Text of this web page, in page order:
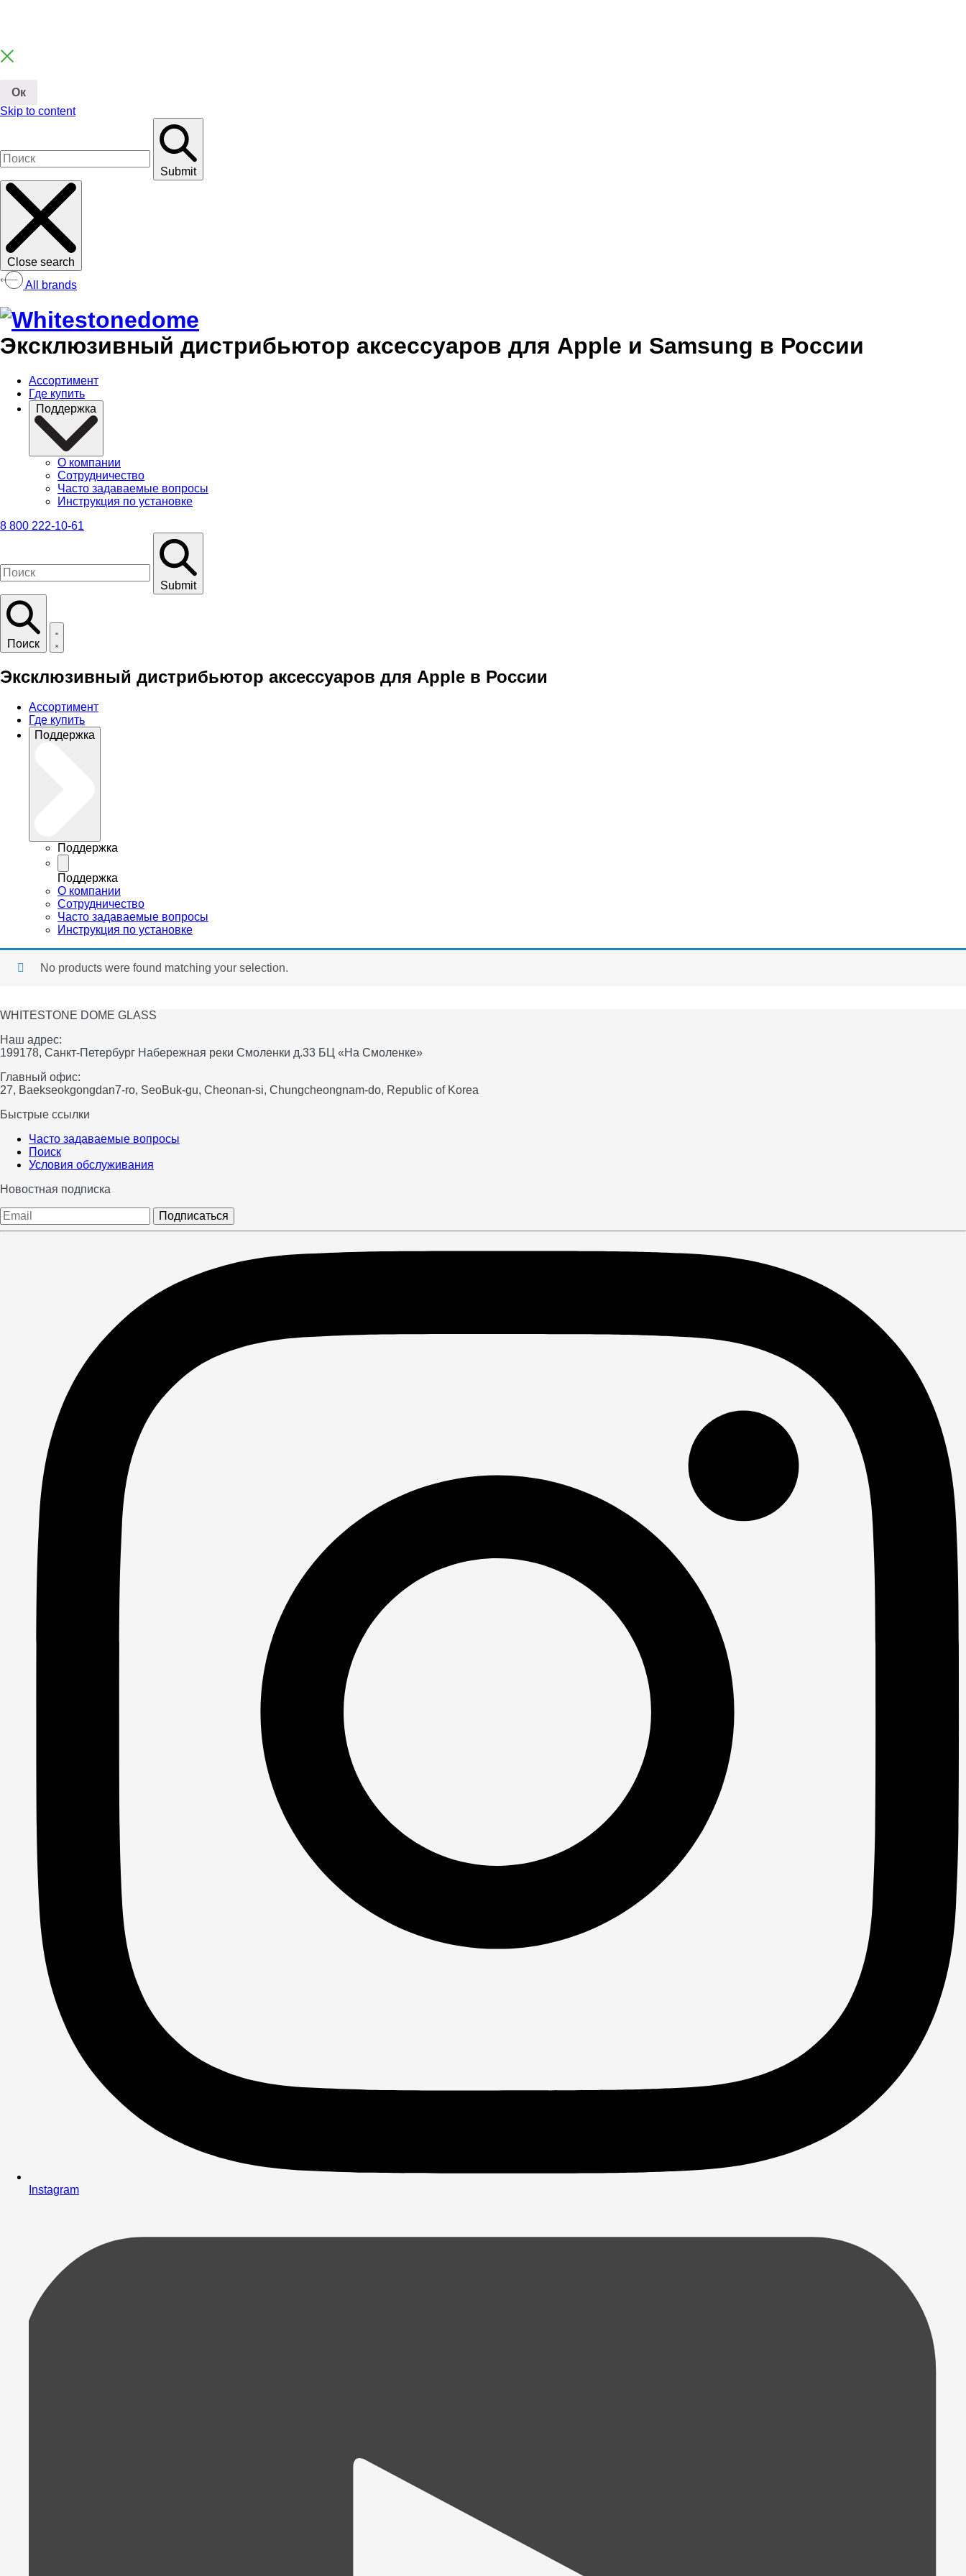
Ок
Skip to content
Submit
Close search
All brands
Эксклюзивный дистрибьютор аксессуаров для Apple и Samsung в России
Ассортимент
Где купить
Поддержка
О компании
Сотрудничество
Часто задаваемые вопросы
Инструкция по установке
8 800 222-10-61
Submit
Поиск
Эксклюзивный дистрибьютор аксессуаров для Apple в России
Ассортимент
Где купить
Поддержка
Поддержка
Поддержка
О компании
Сотрудничество
Часто задаваемые вопросы
Инструкция по установке
No products were found matching your selection.
WHITESTONE DOME GLASS
Наш адрес:
199178, Санкт-Петербург Набережная реки Смоленки д.33 БЦ «На Смоленке»
Главный офис:
27, Baekseokgongdan7-ro, SeoBuk-gu, Cheonan-si, Chungcheongnam-do, Republic of Korea
Быстрые ссылки
Часто задаваемые вопросы
Поиск
Условия обслуживания
Новостная подписка
Подписаться
Instagram